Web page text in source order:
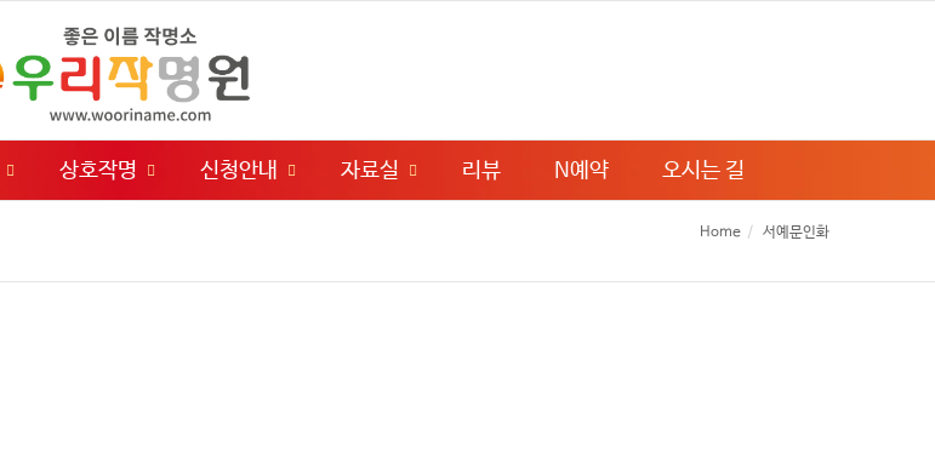
상호작명 신청안내 자료실 리뷰 N예약 오시는 길
Home 서예문인화